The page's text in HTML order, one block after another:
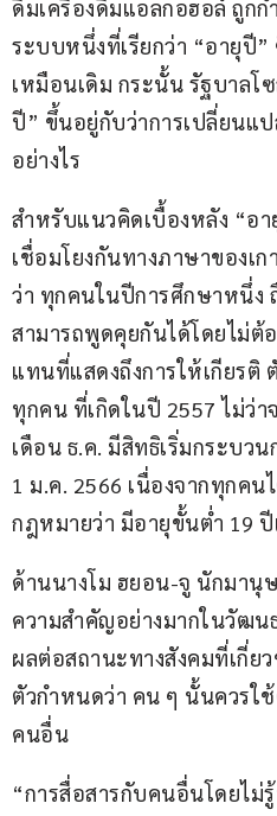
ดื่มเครื่องดื่มแอลกอฮอล์ ถูก
ระบบหนึ่งที่เรียกว่า “อายุปี
เหมือนเดิม กระนั้น รัฐบาลโ
ปี” ขึ้นอยู่กับว่าการเปลี่ยนแ
อย่างไร
สำหรับแนวคิดเบื้องหลัง “อ
เชื่อมโยงกันทางภาษาของเ
ว่า ทุกคนในปีการศึกษาหนึ่ง
สามารถพูดคุยกันได้โดยไม่ต้
แทนที่แสดงถึงการให้เกียรติ
ทุกคน ที่เกิดในปี 2557 ไม่ว่
เดือน ธ.ค. มีสิทธิเริ่มกระบว
1 ม.ค. 2566 เนื่องจากทุกค
กฎหมายว่า มีอายุขั้นต่ำ 19
ด้านนางโม ฮยอน-จู นักมานุ
ความสำคัญอย่างมากในวัฒน
ผลต่อสถานะทางสังคมที่เกี่ย
ตัวกำหนดว่า คน ๆ นั้นควรใ
คนอื่น
“การสื่อสารกับคนอื่นโดยไม่